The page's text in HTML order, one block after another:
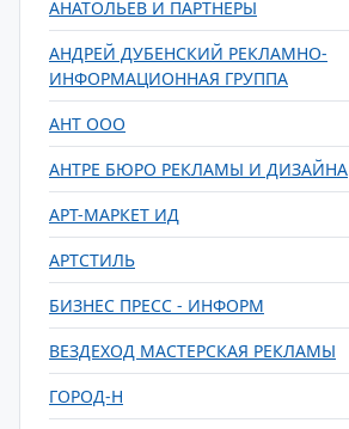
АНАТОЛЬЕВ И ПАРТНЕРЫ
АНДРЕЙ ДУБЕНСКИЙ РЕКЛАМНО-
ИНФОРМАЦИОННАЯ ГРУППА
АНТ ООО
АНТРЕ БЮРО РЕКЛАМЫ И ДИЗАЙНА
АРТ-МАРКЕТ ИД
АРТСТИЛЬ
БИЗНЕС ПРЕСС - ИНФОРМ
ВЕЗДЕХОД МАСТЕРСКАЯ РЕКЛАМЫ
ГОРОД-Н